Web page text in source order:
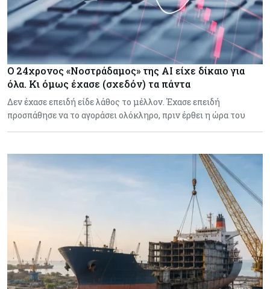
Ο 24χρονος «Νοστράδαμος» της AI είχε δίκαιο για
όλα. Κι όμως έχασε (σχεδόν) τα πάντα
Δεν έχασε επειδή είδε λάθος το μέλλον. Έχασε επειδή
προσπάθησε να το αγοράσει ολόκληρο, πριν έρθει η ώρα του